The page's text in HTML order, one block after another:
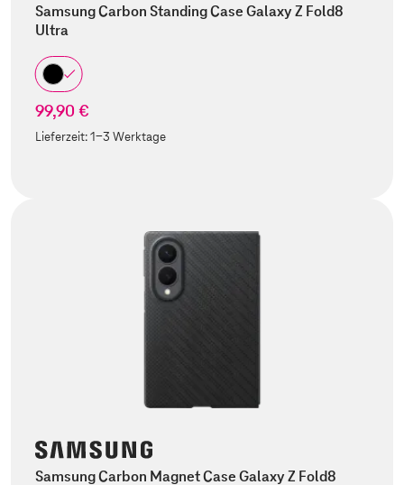
Samsung Carbon Standing Case Galaxy Z Fold8
Ultra
99,90 €
Lieferzeit:1-3 Werktage
Samsung Carbon Magnet Case Galaxy Z Fold8